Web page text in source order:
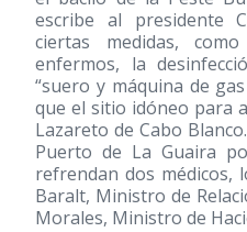
escribe al presidente
ciertas medidas,
enfermos, la
“suero y máquina de
que el sitio idóneo para
Lazareto de Cabo
Puerto de La Guaira
refrendan dos médicos,
Baralt, Ministro de
Morales, Ministro de